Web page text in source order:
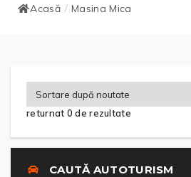
Acasă / Masina Mica
returnat 0 de rezultate
CAUTĂ AUTOTURISM